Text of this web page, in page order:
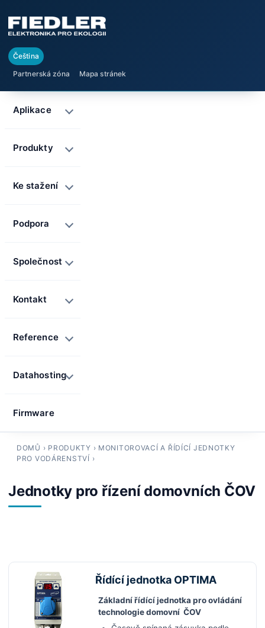
Čeština
Partnerská zóna
Mapa stránek
DOMŮ › PRODUKTY › MONITOROVACÍ A ŘÍDÍCÍ JEDNOTKY
PRO VODÁRENSTVÍ ›
Jednotky pro řízení domovních ČOV
Řídící jednotka OPTIMA
Základní řídící jednotka pro ovládání
technologie domovní ČOV
Aplikace
Produkty
Ke stažení
Podpora
Společnost
Kontakt
Reference
Datahosting
Firmware